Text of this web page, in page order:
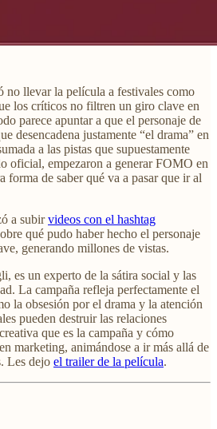
no llevar la película a festivales como
los críticos no filtren un giro clave en
parece apuntar a que el personaje de
desencadena justamente “el drama” en
a las pistas que supuestamente
oficial, empezaron a generar FOMO en
forma de saber qué va a pasar que ir al
a subirvideos con el hashtag
qué pudo haber hecho el personaje
generando millones de vistas.
es un experto de la sátira social y las
La campaña refleja perfectamente el
la obsesión por el drama y la atención
pueden destruir las relaciones
que es la campaña y cómo
marketing, animándose a ir más allá de
Les dejo el trailer de la película.